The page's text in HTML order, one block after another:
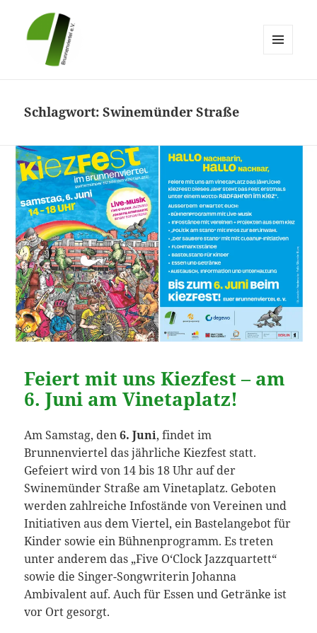
Schlagwort:Swinemünder Straße
Feiert mit uns Kiezfest – am
6. Juni am Vinetaplatz!
Am Samstag, den6. Juni, findet im
Brunnenviertel das jährliche Kiezfest statt.
Gefeiert wird von 14 bis 18 Uhr auf der
Swinemünder Straße am Vinetaplatz. Geboten
werden zahlreiche Infostände von Vereinen und
Initiativen aus dem Viertel, ein Bastelangebot für
Kinder sowie ein Bühnenprogramm. Es treten
unter anderem das „Five O‘Clock Jazzquartett“
sowie die Singer-Songwriterin Johanna
Ambivalent auf. Auch für Essen und Getränke ist
vor Ort gesorgt.